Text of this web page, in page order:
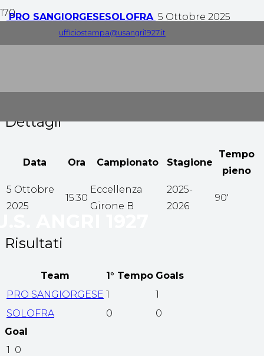
ufficiostampa@usangri1927.it
PRO SANGIORGESESOLOFRA 5 Ottobre 2025
Dettagli
Data Ora Campionato Stagione
Tempo
pieno
5 Ottobre
2025
15:30
Eccellenza
Girone B
2025-
2026
90'
Risultati
Team 1° Tempo Goals
PRO SANGIORGESE 1
1
SOLOFRA
0
0
Goal
1 0